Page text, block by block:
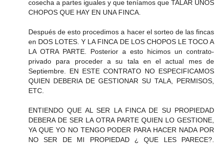
cosecha a partes iguales y que teníamos que TALAR UNOS
CHOPOS QUE HAY EN UNA FINCA.
Después de esto procedimos a hacer el sorteo de las fincas
en DOS LOTES. Y LA FINCA DE LOS CHOPOS LE TOCO A
LA OTRA PARTE. Posterior a esto hicimos un contrato-
privado para proceder a su tala en el actual mes de
Septiembre. EN ESTE CONTRATO NO ESPECIFICAMOS
QUIEN DEBERIA DE GESTIONAR SU TALA, PERMISOS,
ETC.
ENTIENDO QUE AL SER LA FINCA DE SU PROPIEDAD
DEBERA DE SER LA OTRA PARTE QUIEN LO GESTIONE,
YA QUE YO NO TENGO PODER PARA HACER NADA POR
NO SER DE MI PROPIEDAD ¿ QUE LES PARECE?.